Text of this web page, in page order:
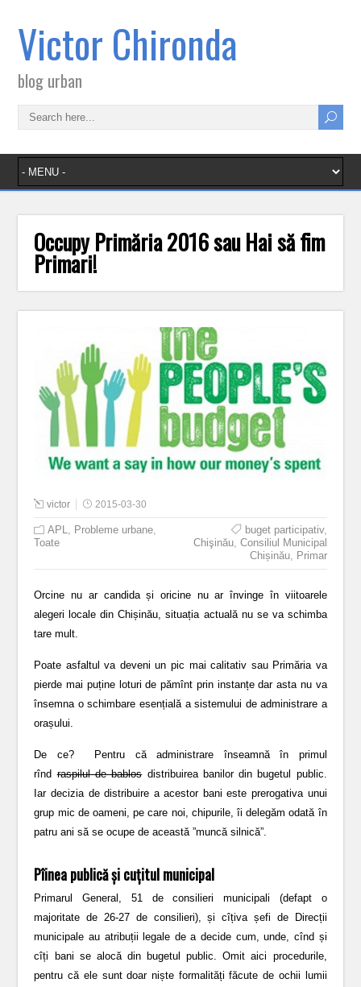
Victor Chironda
blog urban
Occupy Primăria 2016 sau Hai să fim
Primari!
victor 2015-03-30
APL Probleme urbane
Toate
buget participativ,
Chişinău, Consiliul Municipal
Chișinău, Primar
Orcine nu ar candida și oricine nu ar învinge în viitoarele
alegeri locale din Chișinău, situația actuală nu se va schimba
tare mult.
Poate asfaltul va deveni un pic mai calitativ sau Primăria va
pierde mai puține loturi de pămînt prin instanțe dar asta nu va
însemna o schimbare esențială a sistemului de administrare a
orașului.
De ce? Pentru că administrare înseamnă în primul
rîndraspilul de bablosdistribuirea banilor din bugetul public.
Iar decizia de distribuire a acestor bani este prerogativa unui
grup mic de oameni, pe care noi, chipurile, îi delegăm odată în
patru ani să se ocupe de această ”muncă silnică”.
Pîinea publică și cuțitul municipal
Primarul General, 51 de consilieri municipali (defapt o
majoritate de 26-27 de consilieri), și cîțiva șefi de Direcții
municipale au atribuții legale de a decide cum, unde, cînd și
cîți bani se alocă din bugetul public. Omit aici procedurile,
pentru că ele sunt doar niște formalități făcute de ochii lumii